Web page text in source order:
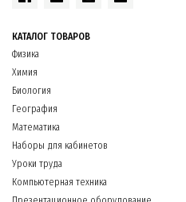
КАТАЛОГ ТОВАРОВ
Физика
Химия
Биология
География
Математика
Наборы для кабинетов
Уроки труда
Компьютерная техника